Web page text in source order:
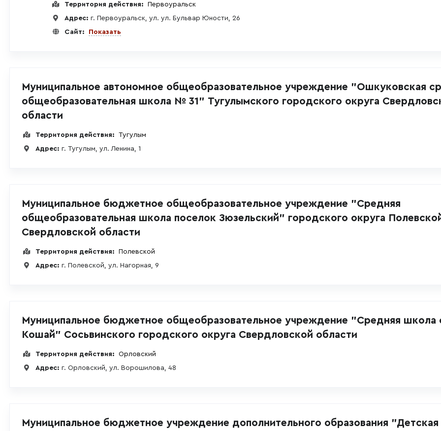
Территория действия:
Первоуральск
Адрес: г. Первоуральск, ул. ул. Бульвар Юности, 26
Сайт:
Показать
Муниципальное автономное общеобразовательное учреждение "Ошкуковская
общеобразовательная школа № 31" Тугулымского городского округа
области
Территория действия:
Тугулым
Адрес: г. Тугулым, ул. Ленина, 1
Муниципальное бюджетное общеобразовательное учреждение "Средняя
общеобразовательная школа поселок Зюзельский" городского округа
Свердловской области
Территория действия:
Полевской
Адрес: г. Полевской, ул. Нагорная, 9
Муниципальное бюджетное общеобразовательное учреждение "Средняя школа
Кошай" Сосьвинского городского округа Свердловской области
Территория действия:
Орловский
Адрес: г. Орловский, ул. Ворошилова, 48
Муниципальное бюджетное учреждение дополнительного образования "Детская